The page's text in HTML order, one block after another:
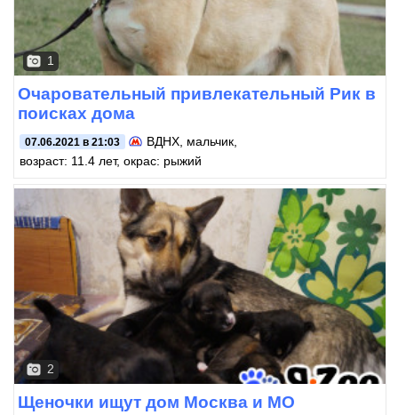
1
Очаровательный привлекательный Рик в
поисках дома
07.06.2021 в 21:03 ВДНХ , мальчик,
возраст: 11.4 лет, окрас: рыжий
2
Щеночки ищут дом Москва и МО